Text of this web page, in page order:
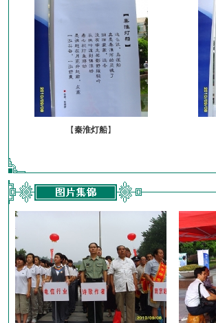
【秦淮灯船】